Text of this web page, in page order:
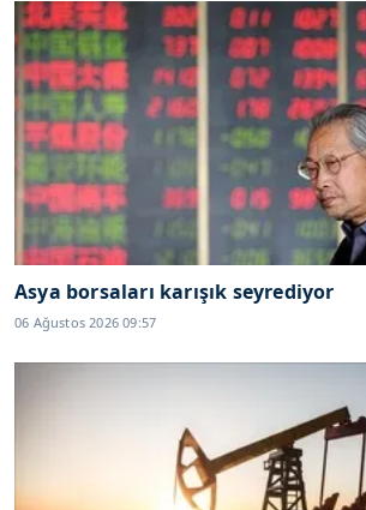
Asya borsaları karışık seyrediyor
06 Ağustos 2026 09:57